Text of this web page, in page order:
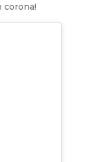
corona!